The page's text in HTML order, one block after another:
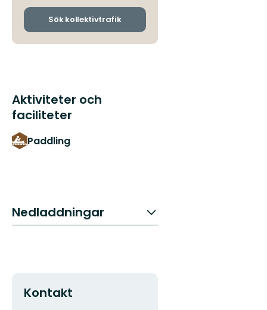
och
Sök kollektivtrafik
Aktiviteter och
faciliteter
Paddling
Nedladdningar
Kontakt